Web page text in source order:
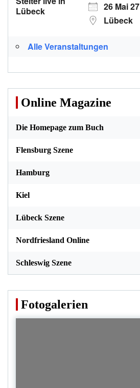
26 Mai 27
Lübeck
Alle Veranstaltungen
Online Magazine
Die Homepage zum Buch
Flensburg Szene
Hamburg
Kiel
Lübeck Szene
Nordfriesland Online
Schleswig Szene
Fotogalerien